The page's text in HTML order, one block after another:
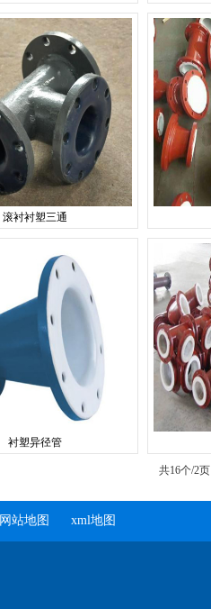
滚衬衬塑三通
衬塑异径管
共16个/2页
网站地图 xml地图